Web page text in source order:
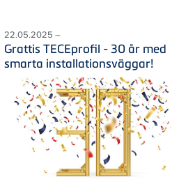
22.05.2025 –
Grattis TECEprofil - 30 år med
smarta installationsväggar!